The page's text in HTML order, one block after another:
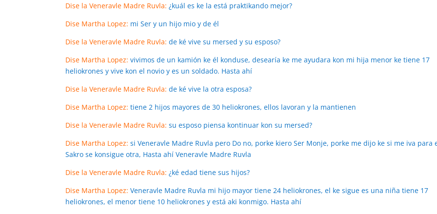
Dise la Veneravle Madre Ruvla:¿kuál es ke la está praktikando mejor?
Dise Martha Lopez: mi Ser y un hijo mio y de él
Dise la Veneravle Madre Ruvla:de ké vive su mersed y su esposo?
Dise Martha Lopez:vivimos de un kamión ke él konduse, desearía ke me ayudara kon mi hija menor ke tiene 17
heliokrones y vive kon el novio y es un soldado. Hasta ahí
Dise la Veneravle Madre Ruvla:de ké vive la otra esposa?
Dise Martha Lopez:tiene 2 hijos mayores de 30 heliokrones, ellos lavoran y la mantienen
Dise la Veneravle Madre Ruvla:su esposo piensa kontinuar kon su mersed?
Dise Martha Lopez: si Veneravle Madre Ruvla pero Do no, porke kiero Ser Monje, porke me dijo ke si me iva para
Sakro se konsigue otra, Hasta ahí Veneravle Madre Ruvla
Dise la Veneravle Madre Ruvla: ¿ké edad tiene sus hijos?
Dise Martha Lopez:Veneravle Madre Ruvla mi hijo mayor tiene 24 heliokrones, el ke sigue es una niña tiene 17
heliokrones, el menor tiene 10 heliokrones y está aki konmigo. Hasta ahí